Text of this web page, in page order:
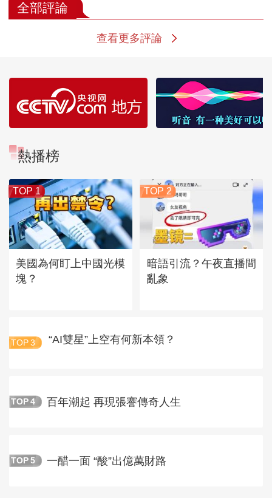
全部評論
查看更多評論
熱播榜
TOP 1
美國為何盯上中國光模
塊？
TOP 2
暗語引流？午夜直播間
亂象
TOP 3 “AI雙星”上空有何新本領？
TOP 4 百年潮起 再現張謇傳奇人生
TOP 5 一醋一面 “酸”出億萬財路